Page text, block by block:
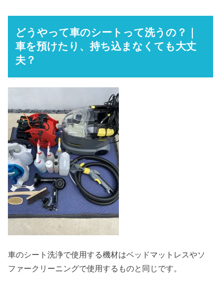
どうやって車のシートって洗うの？｜
車を預けたり、持ち込まなくても大丈
夫？
車のシート洗浄で使用する機材はベッドマットレスやソ
ファークリーニングで使用するものと同じです。